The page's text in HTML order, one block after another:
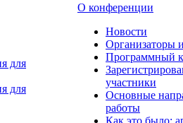
для
для
О конференции
Новости
Организаторы
Программный
участники
Основные
работы
Как это было: